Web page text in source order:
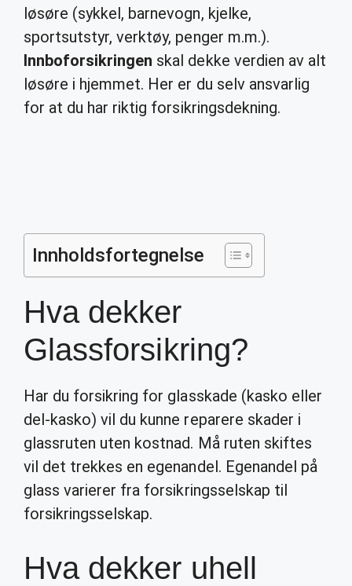
løsøre (sykkel, barnevogn, kjelke,
sportsutstyr, verktøy, penger m.m.).
Innboforsikringen skal dekke verdien av alt
løsøre i hjemmet. Her er du selv ansvarlig
for at du har riktig forsikringsdekning.
Innholdsfortegnelse
Hva dekker
Glassforsikring?
Har du forsikring for glasskade (kasko eller
del-kasko) vil du kunne reparere skader i
glassruten uten kostnad. Må ruten skiftes
vil det trekkes en egenandel. Egenandel på
glass varierer fra forsikringsselskap til
forsikringsselskap.
Hva dekker uhell